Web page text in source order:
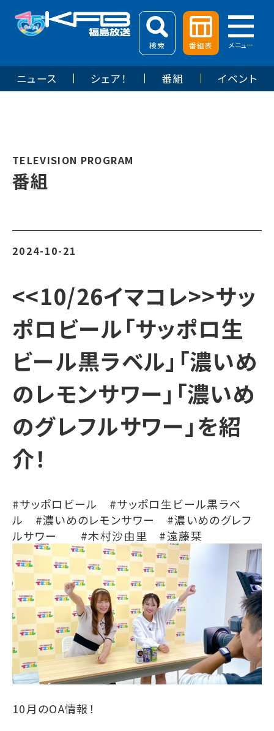
検索 番組表 メニュー
ニュース シェア！ 番組 イベント
TELEVISION PROGRAM
番組
2024-10-21
<<10/26イマコレ>>サッ
ポロビール「サッポロ生
ビール黒ラベル」「濃いめ
のレモンサワー」「濃いめ
のグレフルサワー」を紹
介！
#サッポロビール #サッポロ生ビール黒ラベ
ル #濃いめのレモンサワー #濃いめのグレフ
ルサワー #木村沙由里 #遠藤栞
10月のOA情報！